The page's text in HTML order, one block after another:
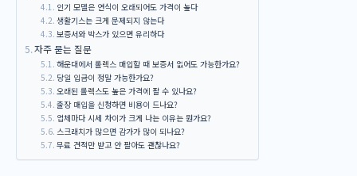
인기 모델은 연식이 오래되어도 가격이 높다
생활기스는 크게 문제되지 않는다
보증서와 박스가 있으면 유리하다
자주 묻는 질문
해운대에서 롤렉스 매입할 때 보증서 없어도 가능한가요?
당일 입금이 정말 가능한가요?
오래된 롤렉스도 높은 가격에 팔 수 있나요?
출장 매입을 신청하면 비용이 드나요?
업체마다 시세 차이가 크게 나는 이유는 뭔가요?
스크래치가 많으면 감가가 많이 되나요?
무료 견적만 받고 안 팔아도 괜찮나요?